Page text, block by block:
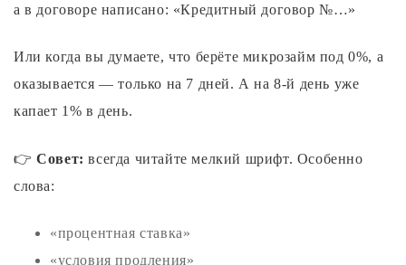
а в договоре написано: «Кредитный договор №…»
Или когда вы думаете, что берёте микрозайм под 0%, а
оказывается — только на 7 дней. А на 8-й день уже
капает 1% в день.
👉Совет:всегда читайте мелкий шрифт. Особенно
слова:
«процентная ставка»
«условия продления»